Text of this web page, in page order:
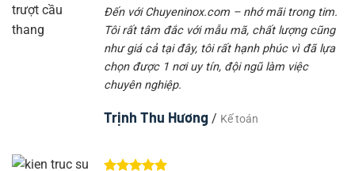
Đến với Chuyeninox.com – nhớ mãi trong tim.
Tôi rất tâm đắc với mẫu mã, chất lượng cũng
như giá cả tại đây, tôi rất hạnh phúc vì đã lựa
chọn được 1 nơi uy tín, đội ngũ làm việc
chuyên nghiệp.
Trịnh Thu Hương / Kế toán